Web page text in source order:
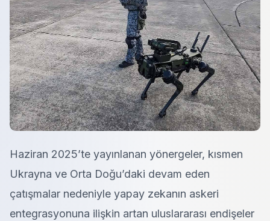
Haziran 2025’te yayınlanan yönergeler, kısmen
Ukrayna ve Orta Doğu’daki devam eden
çatışmalar nedeniyle yapay zekanın askeri
entegrasyonuna ilişkin artan uluslararası endişeler